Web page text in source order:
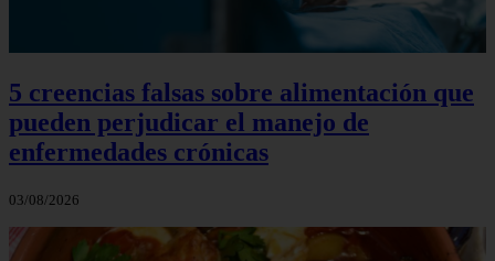
5 creencias falsas sobre alimentación que
pueden perjudicar el manejo de
enfermedades crónicas
03/08/2026